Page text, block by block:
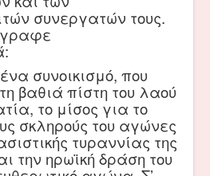
συνεργατών τους.
συνοικισμό, που
βαθιά πίστη του λαού
το μίσος για το
σκληρούς του αγώνες
τυραννίας της
την ηρωϊκή δράση του